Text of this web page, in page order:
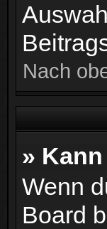
Nach
»
Wenn
Board